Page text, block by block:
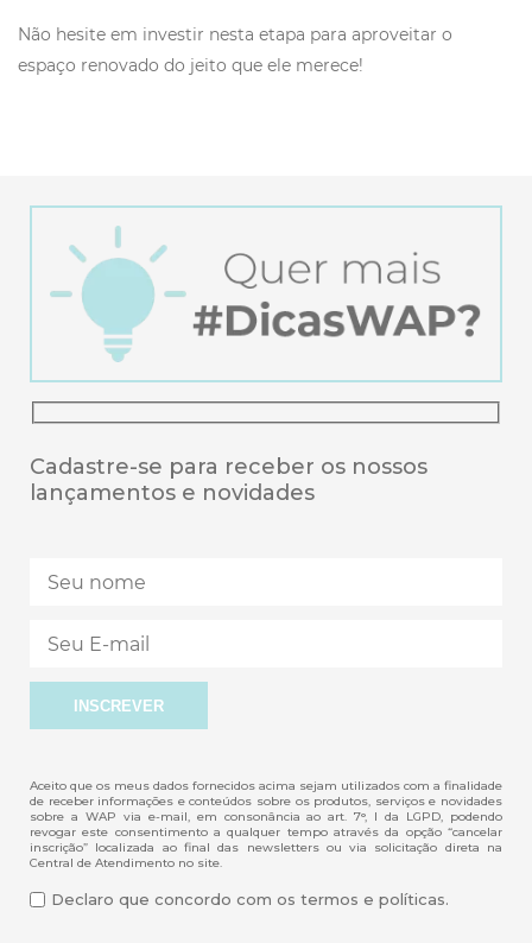
Não hesite em investir nesta etapa para aproveitar o
espaço renovado do jeito que ele merece!
Cadastre-se para receber os nossos
lançamentos e novidades
Aceito que os meus dados fornecidos acima sejam utilizados com a finalidade
de receber informações e conteúdos sobre os produtos, serviços e novidades
sobre a WAP via e-mail, em consonância ao art. 7°, I da LGPD, podendo
revogar este consentimento a qualquer tempo através da opção “cancelar
inscrição” localizada ao final das newsletters ou via solicitação direta na
Central de Atendimento no site.
Declaro que concordo com os termos e políticas.